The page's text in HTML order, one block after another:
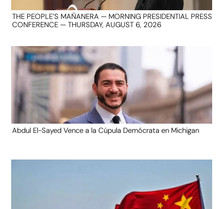
THE PEOPLE’S MAÑANERA — MORNING PRESIDENTIAL PRESS
CONFERENCE — THURSDAY, AUGUST 6, 2026
Abdul El-Sayed Vence a la Cúpula Demócrata en Michigan